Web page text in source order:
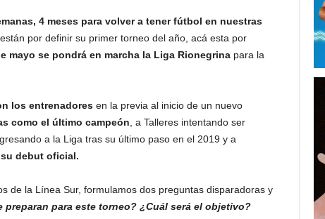
4 meses para volver a tener fútbol en nuestras
por definir su primer torneo del año, acá esta por
mayo se pondrá en marcha la Liga Rionegrinapara la
los entrenadoresen la previa al inicio de un nuevo
como el último campeón , a Talleres intentando ser
a la Liga tras su último paso en el 2019 y a
debut oficial.
de la Línea Sur, formulamos dos preguntas disparadoras y
preparan para este torneo? ¿Cuál será el objetivo?